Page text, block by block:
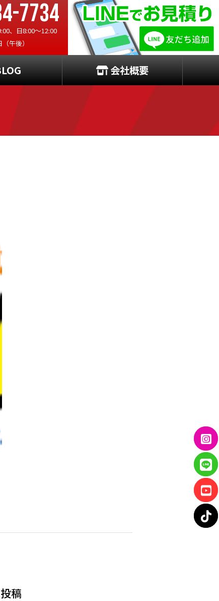
7734
、日8:00〜12:00
午後）
会社概要
稿